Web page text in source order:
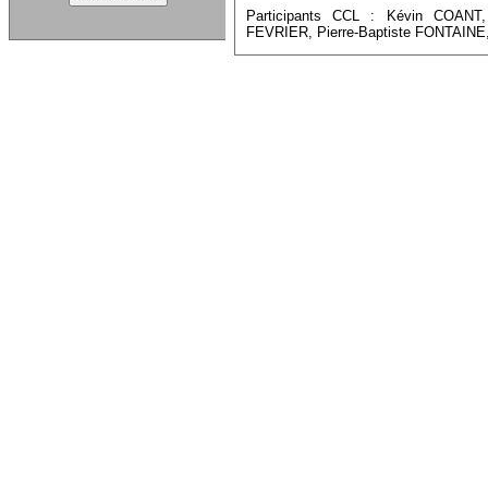
Participants CCL : Kévin
FEVRIER, Pierre-Baptiste